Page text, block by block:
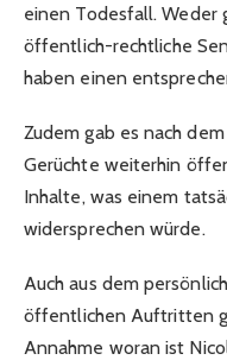
einen Todesfall. Weder
öffentlich-rechtliche
haben einen
Zudem gab es nach
Gerüchte weiterhin
Inhalte, was einem
widersprechen würde.
Auch aus dem
öffentlichen Auftritten
Annahme woran ist